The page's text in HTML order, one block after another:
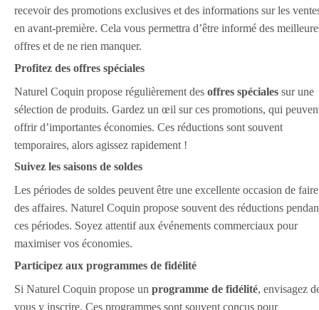
recevoir des promotions exclusives et des informations sur les
en avant-première. Cela vous permettra d’être informé des
offres et de ne rien manquer.
Profitez des offres spéciales
Naturel Coquin propose régulièrement des offres spéciales sur une
sélection de produits. Gardez un œil sur ces promotions, qui
offrir d’importantes économies. Ces réductions sont souvent
temporaires, alors agissez rapidement !
Suivez les saisons de soldes
Les périodes de soldes peuvent être une excellente occasion de faire
des affaires. Naturel Coquin propose souvent des réductions
ces périodes. Soyez attentif aux événements commerciaux pour
maximiser vos économies.
Participez aux programmes de fidélité
Si Naturel Coquin propose un programme de fidélité, envisagez
vous y inscrire. Ces programmes sont souvent conçus pour